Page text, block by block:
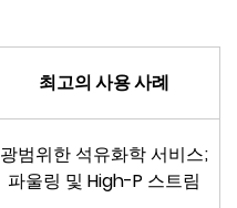
최고의 사용 사례
광범위한 석유화학 서비스;
파울링 및 High-P 스트림